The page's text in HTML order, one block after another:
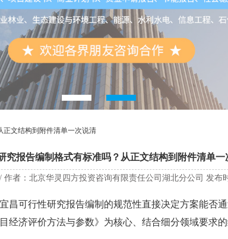
正文结构到附件清单一次说清
究报告编制格式有标准吗？从正文结构到附件清单一
作者：北京华灵四方投资咨询有限责任公司湖北分公司 发布
宜昌可行性研究报告编制 的规范性直接决定方案能否
经济评价方法与参数》为核心、结合细分领域要求